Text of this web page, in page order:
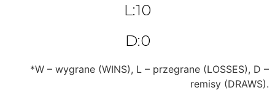
L:10
D:0
*W – wygrane (WINS), L – przegrane (LOSSES), D –
remisy (DRAWS).